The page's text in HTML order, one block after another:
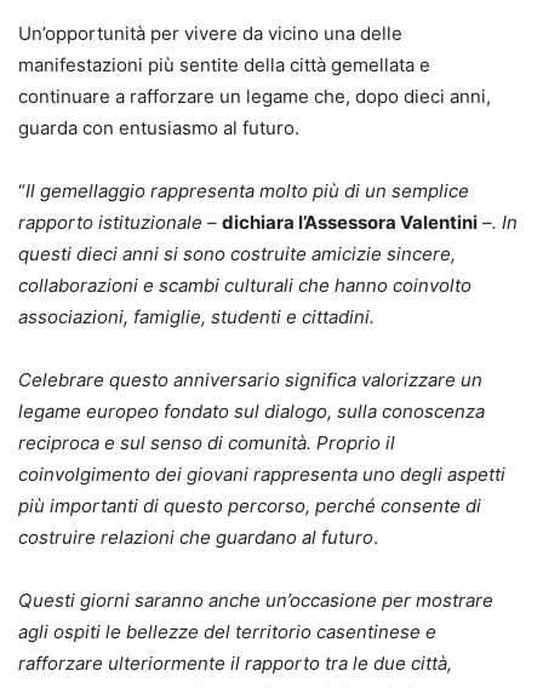
Un’opportunità per vivere da vicino una delle
manifestazioni più sentite della città gemellata e
continuare a rafforzare un legame che, dopo dieci anni,
guarda con entusiasmo al futuro.
“Il gemellaggio rappresenta molto più di un semplice
rapporto istituzionale – dichiara l’Assessora Valentini –. In
questi dieci anni si sono costruite amicizie sincere,
collaborazioni e scambi culturali che hanno coinvolto
associazioni, famiglie, studenti e cittadini.
Celebrare questo anniversario significa valorizzare un
legame europeo fondato sul dialogo, sulla conoscenza
reciproca e sul senso di comunità. Proprio il
coinvolgimento dei giovani rappresenta uno degli aspetti
più importanti di questo percorso, perché consente di
costruire relazioni che guardano al futuro.
Questi giorni saranno anche un’occasione per mostrare
agli ospiti le bellezze del territorio casentinese e
rafforzare ulteriormente il rapporto tra le due città,